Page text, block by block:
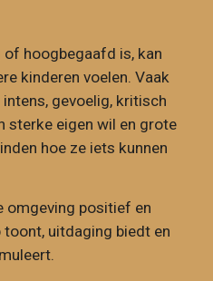
hoogbegaafd is, kan
kinderen voelen. Vaak
gevoelig, kritisch
sterke eigen wil en grote
hoe ze iets kunnen
omgeving positief en
uitdaging biedt en